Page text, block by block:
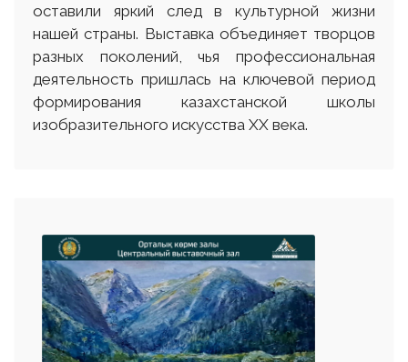
оставили яркий след в культурной жизни
нашей страны. Выставка объединяет творцов
разных поколений, чья профессиональная
деятельность пришлась на ключевой период
формирования казахстанской школы
изобразительного искусства XX века.